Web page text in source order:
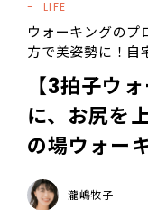
LIFE
ウォーキングのプ
方で美姿勢に！自
【3拍子ウ
に、お尻を
の場ウォー
瀧嶋牧子